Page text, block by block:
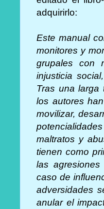
adquirirlo:
Este manual
monitores y
grupales con
injusticia
Tras una larga
los autores
movilizar,
maltratos y
tienen como
las
caso de
adversidades
anular el